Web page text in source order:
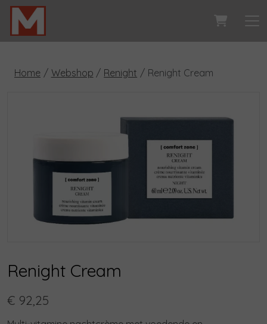
Home Webshop Renight Renight Cream
Renight Cream
€ 92,25